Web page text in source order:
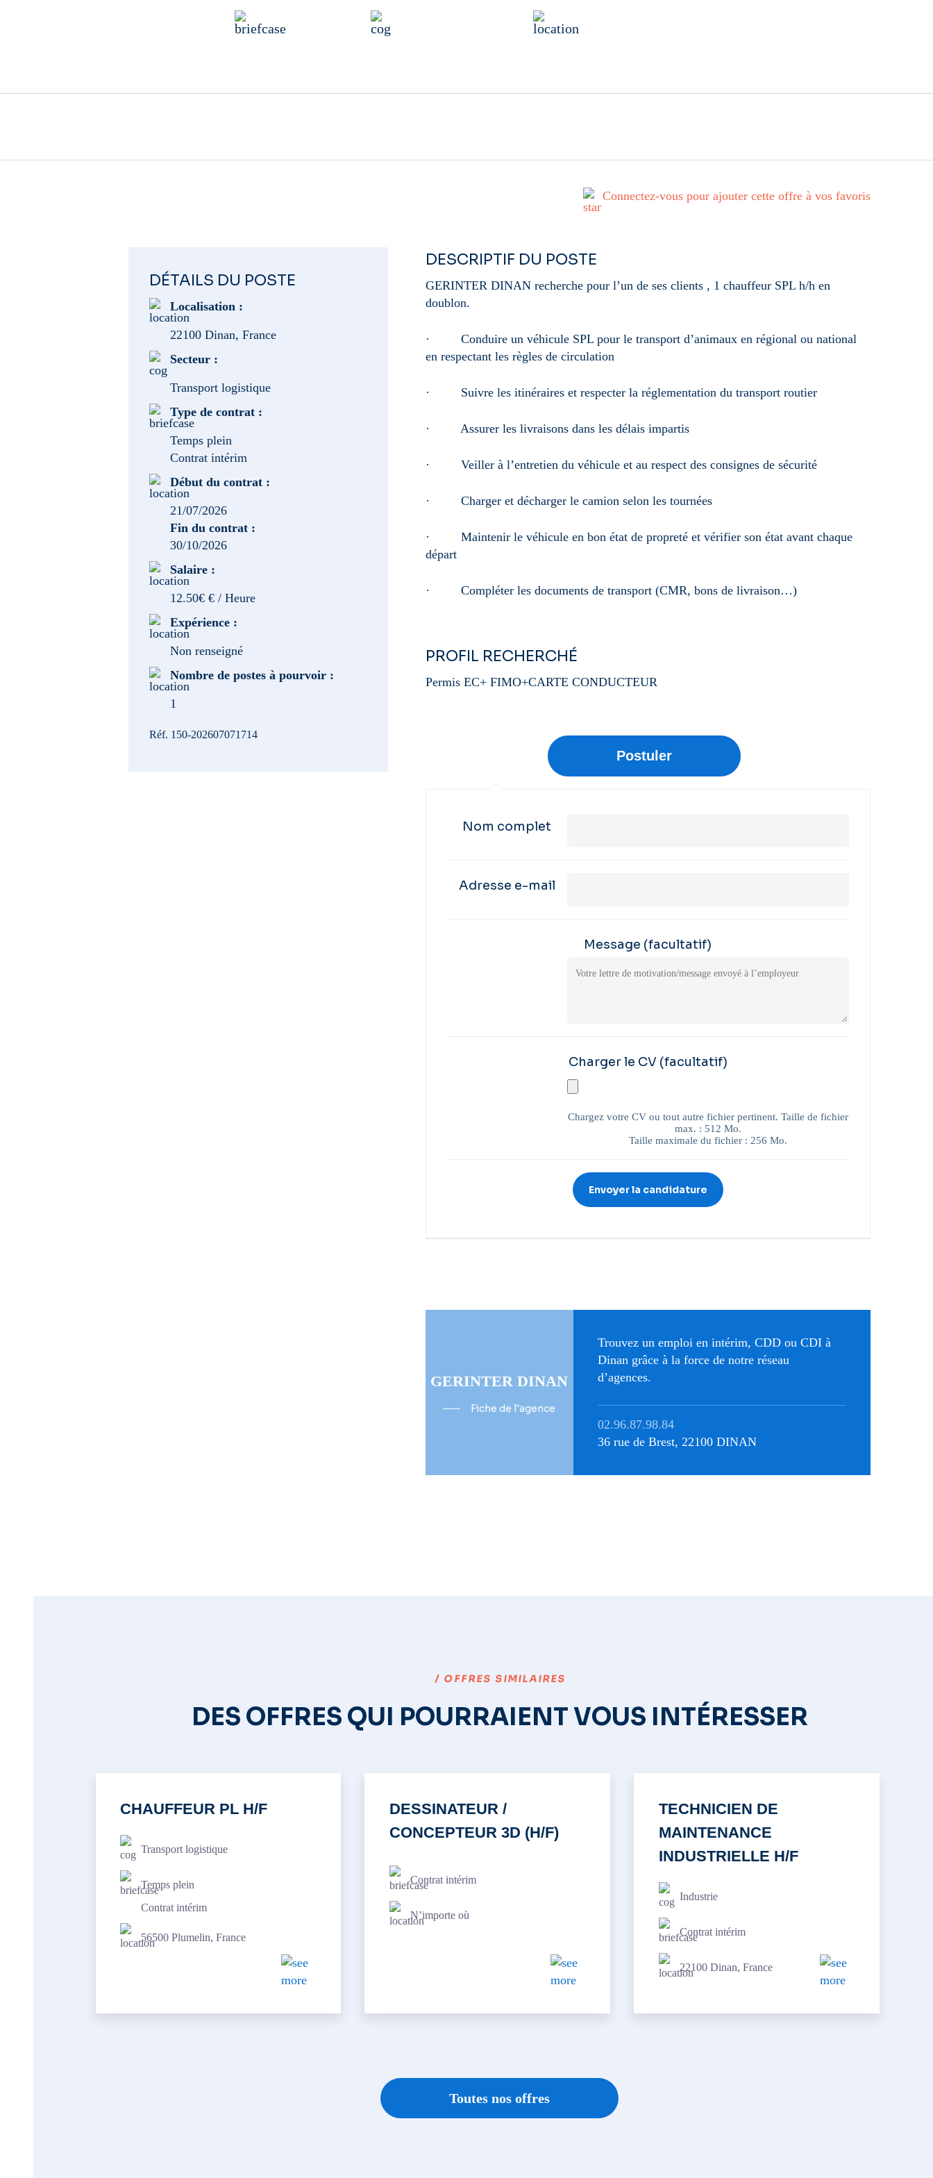
Temps plein
22100 Dinan, France
Connectez-vous pour ajouter cette offre à vos favoris
DÉTAILS DU POSTE
Localisation :
22100 Dinan, France
Secteur :
Transport logistique
Type de contrat :
Temps plein
Contrat intérim
Début du contrat :
21/07/2026
Fin du contrat :
30/10/2026
Salaire :
12.50€ € / Heure
Expérience :
Non renseigné
Nombre de postes à pourvoir :
1
Réf. 150-202607071714
DESCRIPTIF DU POSTE
GERINTER DINAN recherche pour l’un de ses clients , 1 chauffeur SPL h/h en
doublon.
· Conduire un véhicule SPL pour le transport d’animaux en régional ou national
en respectant les règles de circulation
· Suivre les itinéraires et respecter la réglementation du transport routier
· Assurer les livraisons dans les délais impartis
· Veiller à l’entretien du véhicule et au respect des consignes de sécurité
· Charger et décharger le camion selon les tournées
· Maintenir le véhicule en bon état de propreté et vérifier son état avant chaque
départ
· Compléter les documents de transport (CMR, bons de livraison…)
PROFIL RECHERCHÉ
Permis EC+ FIMO+CARTE CONDUCTEUR
Nom complet
Adresse e-mail
Message (facultatif)
Charger le CV (facultatif)
Chargez votre CV ou tout autre fichier pertinent. Taille de fichier
max. : 512 Mo.
Taille maximale du fichier : 256 Mo.
GERINTER DINAN
Fiche de l'agence
Trouvez un emploi en intérim, CDD ou CDI à
Dinan grâce à la force de notre réseau
d’agences.
02.96.87.98.84
36 rue de Brest, 22100 DINAN
/ OFFRES SIMILAIRES
DES OFFRES QUI POURRAIENT VOUS INTÉRESSER
CHAUFFEUR PL H/F
Transport logistique
Temps plein
Contrat intérim
56500 Plumelin, France
DESSINATEUR /
CONCEPTEUR 3D (H/F)
Contrat intérim
N’importe où
TECHNICIEN DE
MAINTENANCE
INDUSTRIELLE H/F
Industrie
Contrat intérim
22100 Dinan, France
Toutes nos offres